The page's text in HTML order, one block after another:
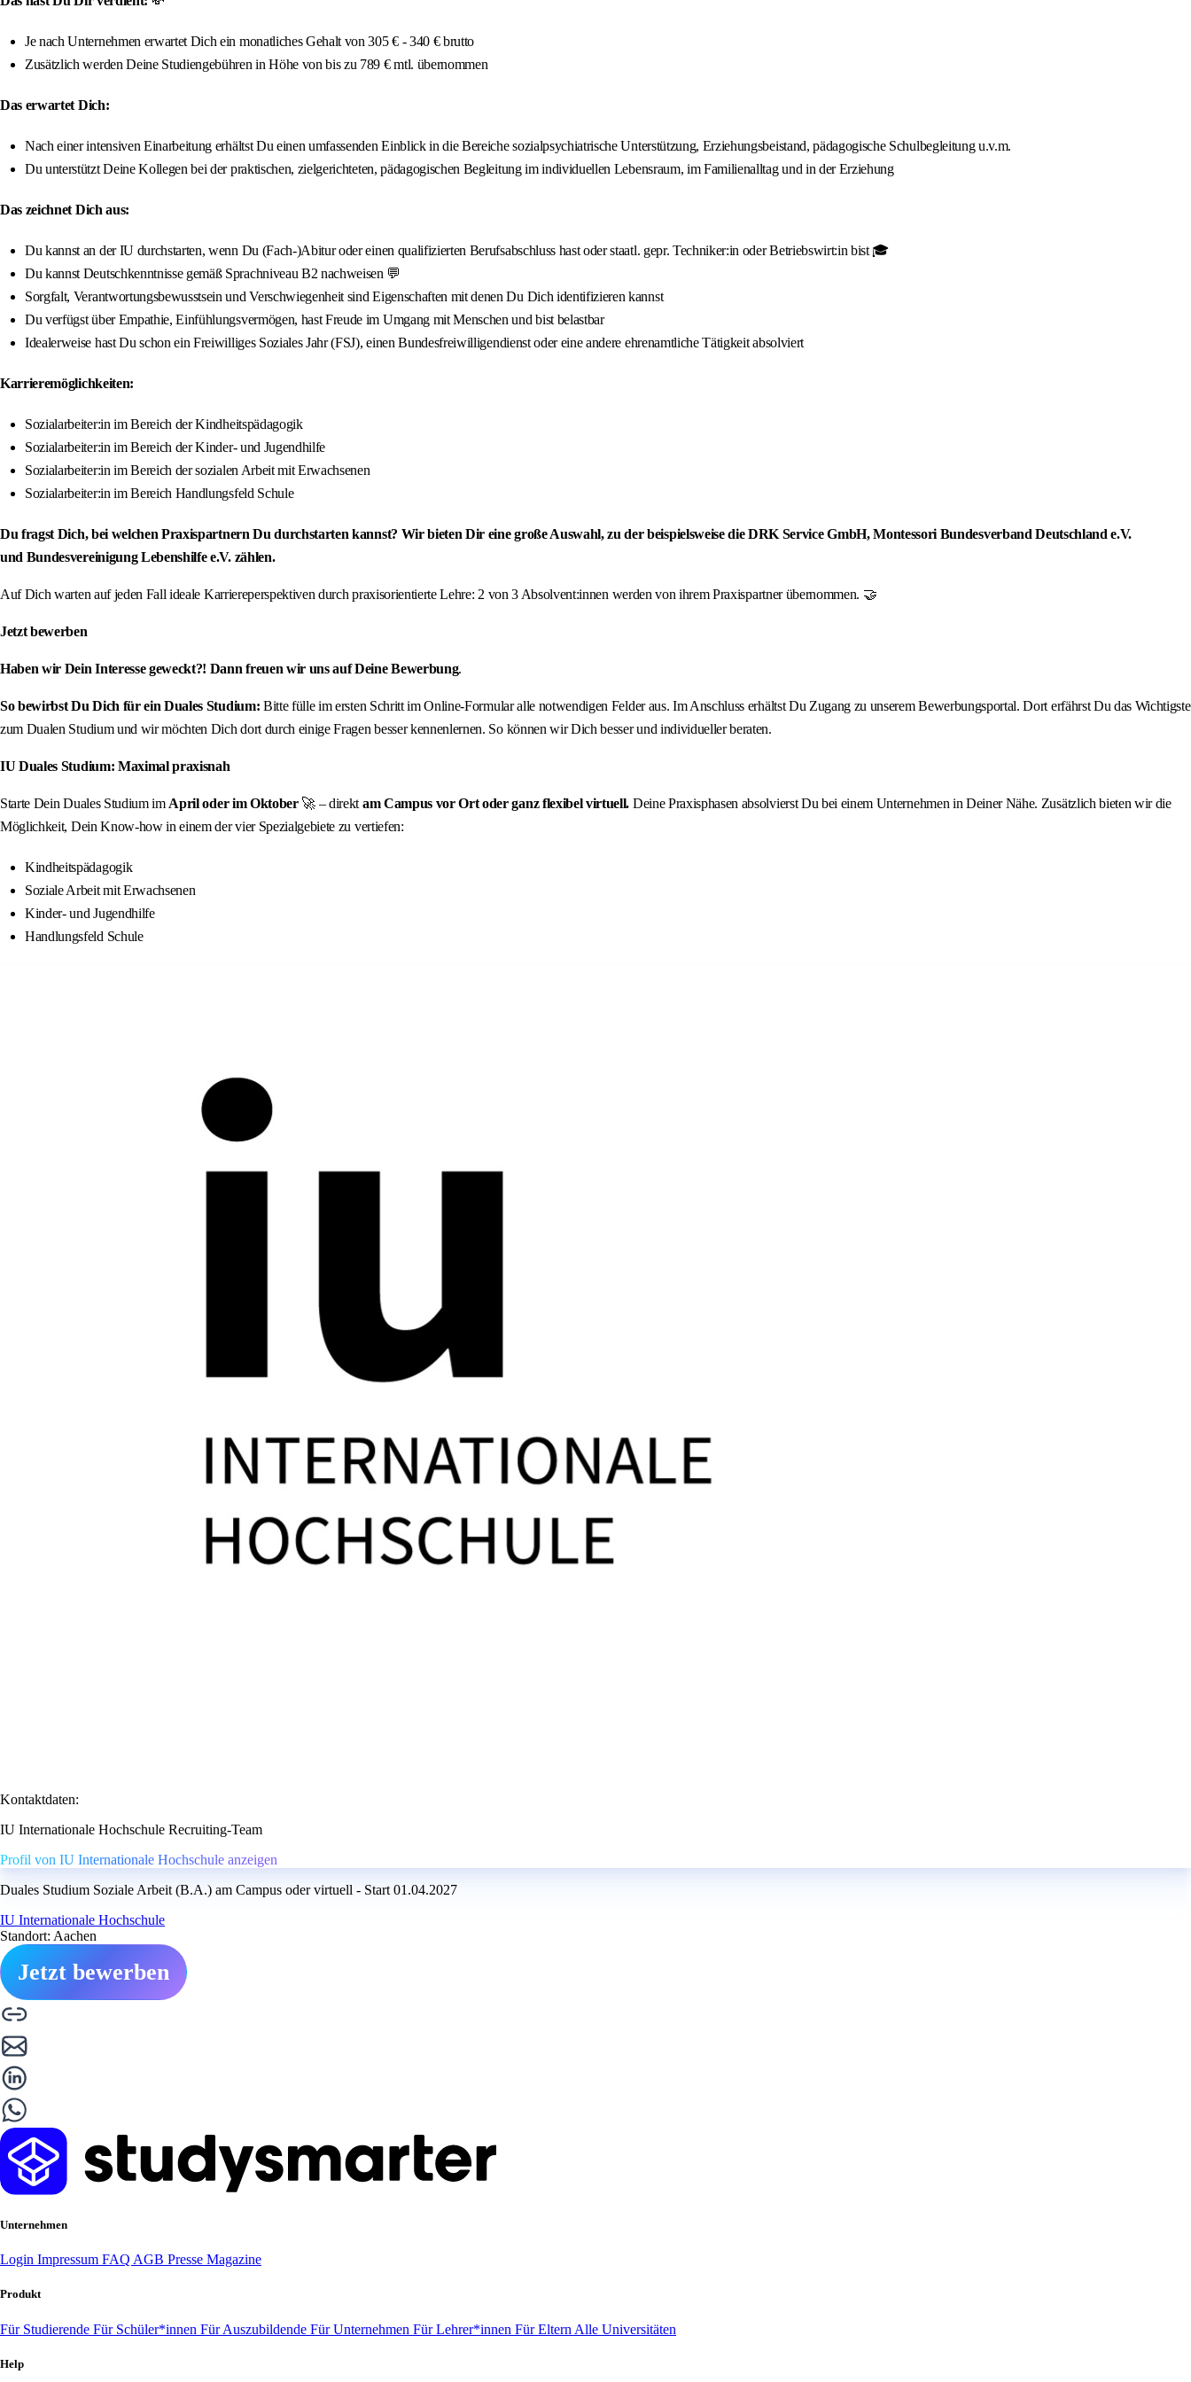
Je nach Unternehmen erwartet Dich ein monatliches Gehalt von 305 € - 340 € brutto
Zusätzlich werden Deine Studiengebühren in Höhe von bis zu 789 € mtl. übernommen
Das erwartet Dich:
Nach einer intensiven Einarbeitung erhältst Du einen umfassenden Einblick in die Bereiche sozialpsychiatrische Unterstützung, Erziehungsbeistand, pädagogische Schulbegleitung u.v.m.
Du unterstützt Deine Kollegen bei der praktischen, zielgerichteten, pädagogischen Begleitung im individuellen Lebensraum, im Familienalltag und in der Erziehung
Das zeichnet Dich aus:
Du kannst an der IU durchstarten, wenn Du (Fach-)Abitur oder einen qualifizierten Berufsabschluss hast oder staatl. gepr. Techniker:in oder Betriebswirt:in bist 🎓
Du kannst Deutschkenntnisse gemäß Sprachniveau B2 nachweisen 💬
Sorgfalt, Verantwortungsbewusstsein und Verschwiegenheit sind Eigenschaften mit denen Du Dich identifizieren kannst
Du verfügst über Empathie, Einfühlungsvermögen, hast Freude im Umgang mit Menschen und bist belastbar
Idealerweise hast Du schon ein Freiwilliges Soziales Jahr (FSJ), einen Bundesfreiwilligendienst oder eine andere ehrenamtliche Tätigkeit absolviert
Karrieremöglichkeiten:
Sozialarbeiter:in im Bereich der Kindheitspädagogik
Sozialarbeiter:in im Bereich der Kinder- und Jugendhilfe
Sozialarbeiter:in im Bereich der sozialen Arbeit mit Erwachsenen
Sozialarbeiter:in im Bereich Handlungsfeld Schule
Du fragst Dich, bei welchen Praxispartnern Du durchstarten kannst? Wir bieten Dir eine große Auswahl, zu der beispielsweise die DRK Service GmbH, Montessori Bundesverband Deutschland e.V.
und Bundesvereinigung Lebenshilfe e.V. zählen.
Auf Dich warten auf jeden Fall ideale Karriereperspektiven durch praxisorientierte Lehre: 2 von 3 Absolvent:innen werden von ihrem Praxispartner übernommen. 🤝
Jetzt bewerben
Haben wir Dein Interesse geweckt?! Dann freuen wir uns auf Deine Bewerbung.
So bewirbst Du Dich für ein Duales Studium: Bitte fülle im ersten Schritt im Online-Formular alle notwendigen Felder aus. Im Anschluss erhältst Du Zugang zu unserem Bewerbungsportal. Dort erfährst Du das Wichtigste
zum Dualen Studium und wir möchten Dich dort durch einige Fragen besser kennenlernen. So können wir Dich besser und individueller beraten.
IU Duales Studium: Maximal praxisnah
Starte Dein Duales Studium im April oder im Oktober 🚀 – direkt am Campus vor Ort oder ganz flexibel virtuell. Deine Praxisphasen absolvierst Du bei einem Unternehmen in Deiner Nähe. Zusätzlich bieten wir die
Möglichkeit, Dein Know-how in einem der vier Spezialgebiete zu vertiefen:
Kindheitspädagogik
Soziale Arbeit mit Erwachsenen
Kinder- und Jugendhilfe
Handlungsfeld Schule
Kontaktdaten:
IU Internationale Hochschule Recruiting-Team
Profil von IU Internationale Hochschule anzeigen
Duales Studium Soziale Arbeit (B.A.) am Campus oder virtuell - Start 01.04.2027
IU Internationale Hochschule
Standort: Aachen
Jetzt bewerben
Unternehmen
Login Impressum FAQ AGB Presse Magazine
Produkt
Für Studierende Für Schüler*innen Für Auszubildende Für Unternehmen Für Lehrer*innen Für Eltern Alle Universitäten
Help